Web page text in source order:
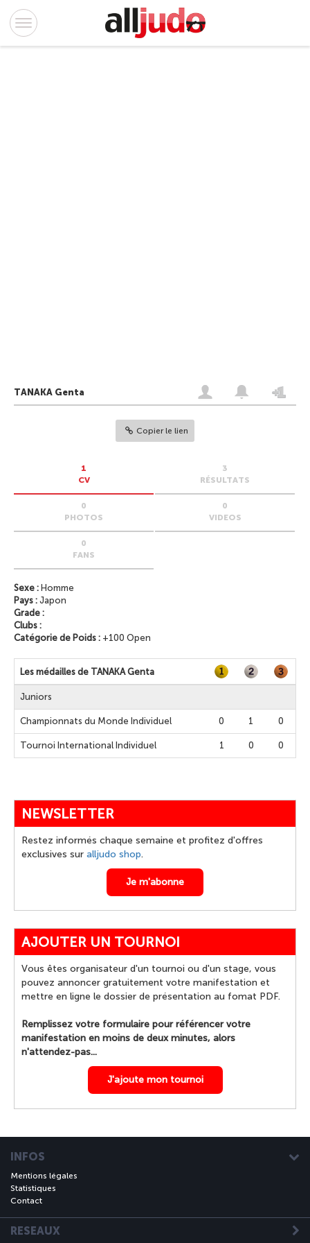
TANAKA Genta
Copier le lien
1
CV
3
RÉSULTATS
0
PHOTOS
0
VIDEOS
0
FANS
Sexe : Homme
Pays : Japon
Grade :
Clubs :
Catégorie de Poids : +100 Open
Les médailles de TANAKA Genta
Juniors
Championnats du Monde Individuel 0 1 0
Tournoi International Individuel 1 0 0
NEWSLETTER
Restez informés chaque semaine et profitez d'offres
exclusives sur alljudo shop.
Je m'abonne
AJOUTER UN TOURNOI
Vous êtes organisateur d'un tournoi ou d'un stage, vous
pouvez annoncer gratuitement votre manifestation et
mettre en ligne le dossier de présentation au fomat PDF.
Remplissez votre formulaire pour référencer votre
manifestation en moins de deux minutes, alors
n'attendez-pas...
J'ajoute mon tournoi
INFOS
Mentions légales
Statistiques
Contact
RESEAUX